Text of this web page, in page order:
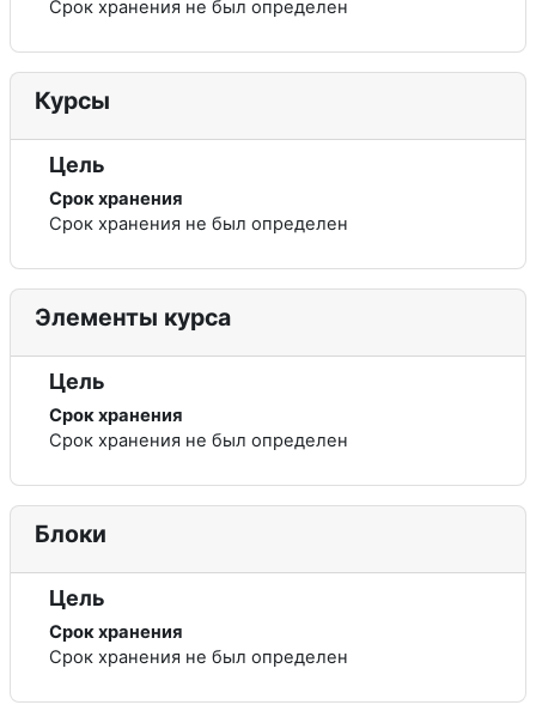
Срок хранения не был определен
Курсы
Цель
Срок хранения
Срок хранения не был определен
Элементы курса
Цель
Срок хранения
Срок хранения не был определен
Блоки
Цель
Срок хранения
Срок хранения не был определен